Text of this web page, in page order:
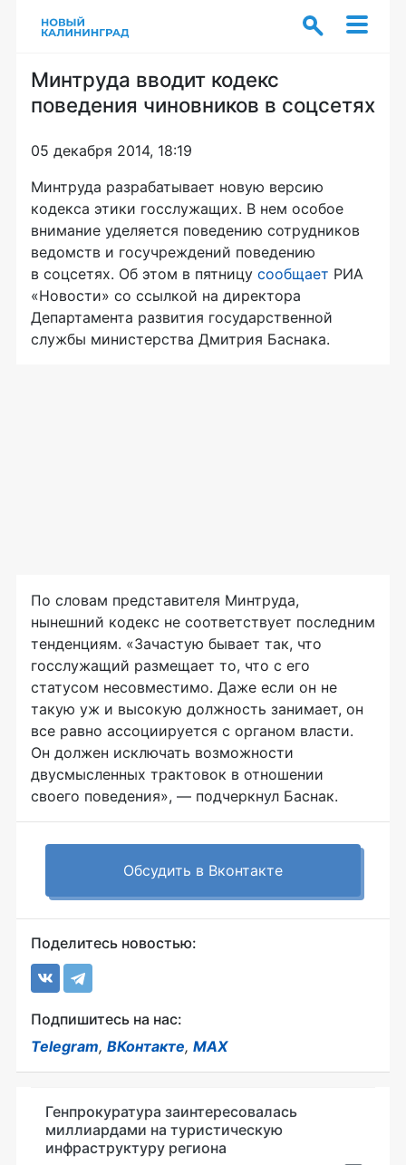
Минтруда вводит кодекс
поведения чиновников в соцсетях
05 декабря 2014, 18:19
Минтруда разрабатывает новую версию
кодекса этики госслужащих. В нем особое
внимание уделяется поведению сотрудников
ведомств и госучреждений поведению
в соцсетях. Об этом в пятницу сообщает РИА
«Новости» со ссылкой на директора
Департамента развития государственной
службы министерства Дмитрия Баснака.
По словам представителя Минтруда,
нынешний кодекс не соответствует последним
тенденциям. «Зачастую бывает так, что
госслужащий размещает то, что с его
статусом несовместимо. Даже если он не
такую уж и высокую должность занимает, он
все равно ассоциируется с органом власти.
Он должен исключать возможности
двусмысленных трактовок в отношении
своего поведения», — подчеркнул Баснак.
Обсудить в Вконтакте
Поделитесь новостью:
Подпишитесь на нас:
Telegram, ВКонтакте, MAX
Генпрокуратура заинтересовалась
миллиардами на туристическую
инфраструктуру региона